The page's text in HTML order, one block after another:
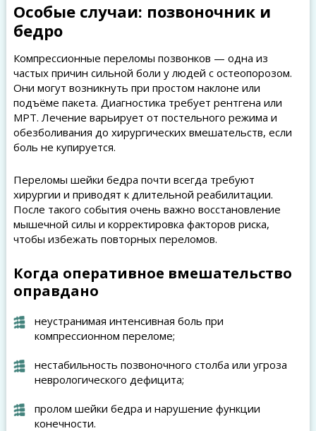
Особые случаи: позвоночник и
бедро
Компрессионные переломы позвонков — одна из
частых причин сильной боли у людей с остеопорозом.
Они могут возникнуть при простом наклоне или
подъёме пакета. Диагностика требует рентгена или
МРТ. Лечение варьирует от постельного режима и
обезболивания до хирургических вмешательств, если
боль не купируется.
Переломы шейки бедра почти всегда требуют
хирургии и приводят к длительной реабилитации.
После такого события очень важно восстановление
мышечной силы и корректировка факторов риска,
чтобы избежать повторных переломов.
Когда оперативное вмешательство
оправдано
неустранимая интенсивная боль при
компрессионном переломе;
нестабильность позвоночного столба или угроза
неврологического дефицита;
пролом шейки бедра и нарушение функции
конечности.